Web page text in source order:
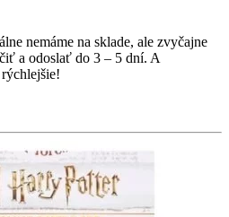
nemáme na sklade, ale zvyčajne
a odoslať do 3 – 5 dní. A